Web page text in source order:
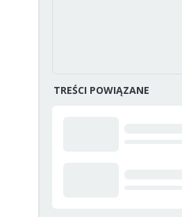
TREŚCI POWIĄZANE